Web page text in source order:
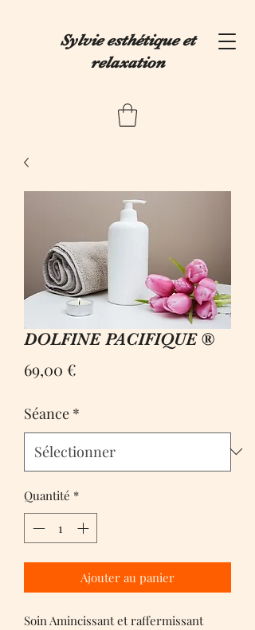
Sylvie esthétique et
relaxation
DOLFINE PACIFIQUE ®
69,00 €
Séance *
Quantité *
Ajouter au panier
Soin Amincissant et raffermissant